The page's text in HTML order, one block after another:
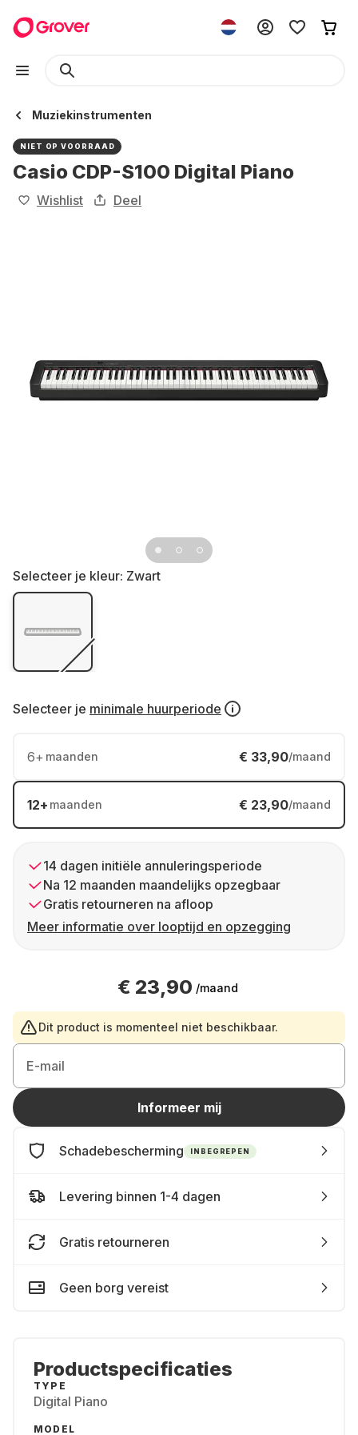
Muziekinstrumenten
NIET OP VOORRAAD
Casio CDP-S100 Digital Piano
Wishlist Deel
Selecteer je kleur: Zwart
Selecteer je minimale huurperiode
6+ maanden € 33,90/maand
12+ maanden € 23,90/maand
14 dagen initiële annuleringsperiode
Na 12 maanden maandelijks opzegbaar
Gratis retourneren na afloop
Meer informatie over looptijd en opzegging
€ 23,90 /maand
Dit product is momenteel niet beschikbaar.
E-mail
Informeer mij
Schadebescherming INBEGREPEN
Levering binnen 1-4 dagen
Gratis retourneren
Geen borg vereist
Productspecificaties
TYPE
Digital Piano
MODEL